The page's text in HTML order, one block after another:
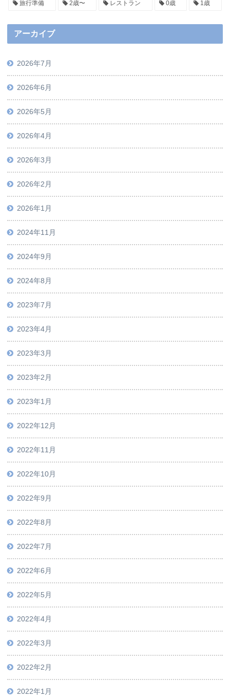
旅行準備 2歳〜 レストラン 0歳 1歳
アーカイブ
2026年7月
2026年6月
2026年5月
2026年4月
2026年3月
2026年2月
2026年1月
2024年11月
2024年9月
2024年8月
2023年7月
2023年4月
2023年3月
2023年2月
2023年1月
2022年12月
2022年11月
2022年10月
2022年9月
2022年8月
2022年7月
2022年6月
2022年5月
2022年4月
2022年3月
2022年2月
2022年1月